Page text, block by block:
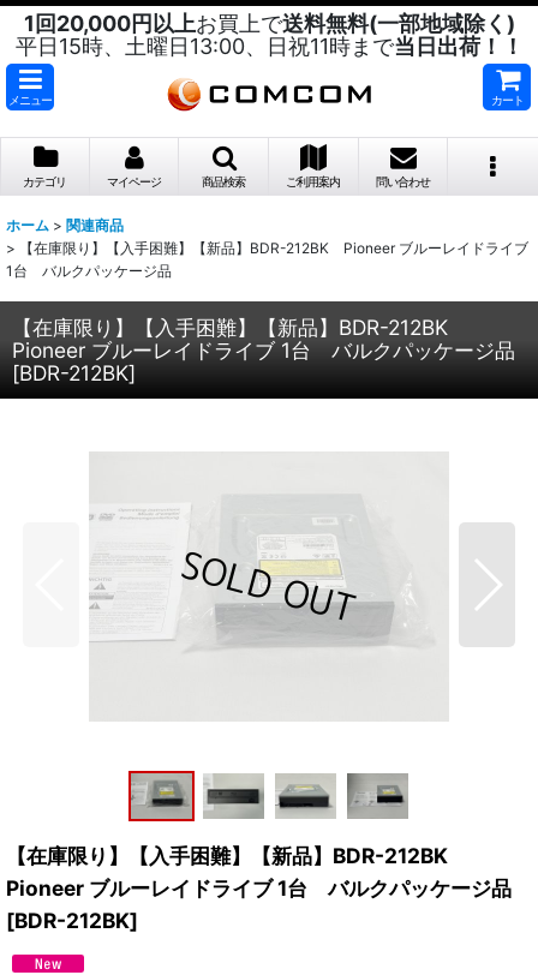
1回20,000円以上お買上で送料無料(一部地域除く)
平日15時、土曜日13:00、日祝11時まで当日出荷！！
メニュー カート
カテゴリ マイページ 商品検索 ご利用案内 問い合わせ
ホーム > 関連商品
>
【在庫限り】【入手困難】【新品】BDR-212BK Pioneer ブルーレイドライブ
1台 バルクパッケージ品
【在庫限り】【入手困難】【新品】BDR-212BK
Pioneer ブルーレイドライブ 1台 バルクパッケージ品
[BDR-212BK]
【在庫限り】【入手困難】【新品】BDR-212BK
Pioneer ブルーレイドライブ 1台 バルクパッケージ品
[BDR-212BK]